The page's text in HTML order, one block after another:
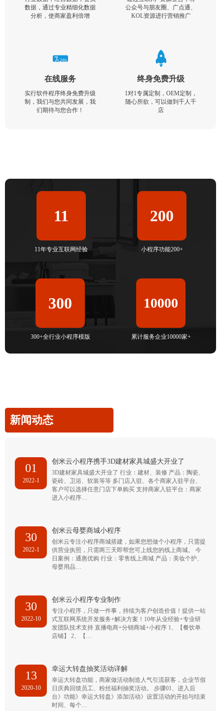
数据，通过专业精细化数据
分析，使商家盈利倍增
公众号与朋友圈、广点通、
KOL资源进行营销推广
在线服务
实行软件程序终身免费升级
制，我们与您共同发展，我
们期待与您合作！
终身免费升级
1对1专属定制，OEM定制，
随心所欲，可以做到千人千
店
11
11年专业互联网经验
200
小程序功能200+
300
300+全行业小程序模版
10000
累计服务企业10000家+
新闻动态
01
2022-1
创米云小程序携手3D建材家具城盛大开业了
3D建材家具城盛大开业了 行业：建材、装修 产品：陶瓷、
瓷砖、卫浴、软装等等 多门店入驻、各个商家入驻平台、
客户可以选择任意门店下单购买 支持商家入驻平台：商家
进入小程序…
30
2022-1
创米云母婴商城小程序
创米云专注小程序商城搭建，如果您想做个小程序，只需提
供营业执照，只需两三天即帮您可上线您的线上商城。 今
日案例：通惠优购 行业：零售线上商城 产品：美妆个护、
母婴用品…
30
2022-10
创米云小程序专业制作
专注小程序，只做一件事，持续为客户创造价值！提供一站
式互联网系统开发服务+解决方案！10年从业经验+专业研
发团队技术支持 直播电商+分销商城+小程序 1、【餐饮单
店铺】 2、【…
13
2020-10
幸运大转盘抽奖活动详解
幸运大转盘功能，商家做活动制造人气引流获客，企业节假
日庆典回馈员工、粉丝福利抽奖活动。 步骤01、进入后
台》功能》幸运大转盘》添加活动》设置活动的开始与结束
时间、每个…